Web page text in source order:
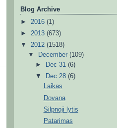
Blog Archive
► 2016 (1)
► 2013 (673)
▼ 2012 (1518)
▼
December(109)
►
Dec 31(6)
▼
Dec 28(6)
Laikas
Dovana
Silpnoji lytis
Patarimas